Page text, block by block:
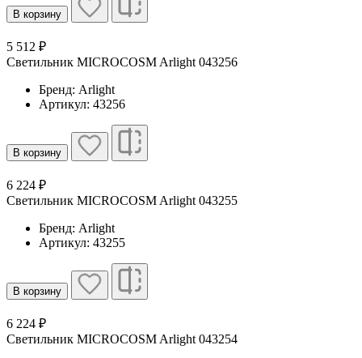
В корзину
5 512 ₽
Светильник MICROCOSM Arlight 043256
Бренд: Arlight
Артикул: 43256
В корзину
6 224 ₽
Светильник MICROCOSM Arlight 043255
Бренд: Arlight
Артикул: 43255
В корзину
6 224 ₽
Светильник MICROCOSM Arlight 043254